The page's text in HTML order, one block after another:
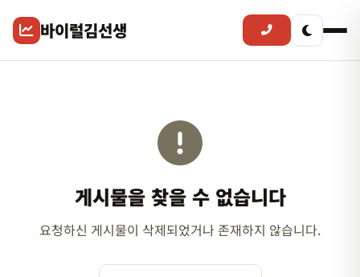
바이럴김선생
게시물을 찾을 수 없습니다
요청하신 게시물이 삭제되었거나 존재하지 않습니다.